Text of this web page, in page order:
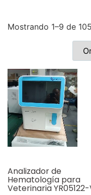
Mostrando 1–9 de
Analizador de
Hematología para
Veterinaria